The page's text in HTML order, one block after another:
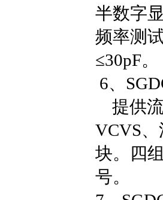
半数字
频率测
≤30pF。
6、
提供流
VCVS
块。四
号。